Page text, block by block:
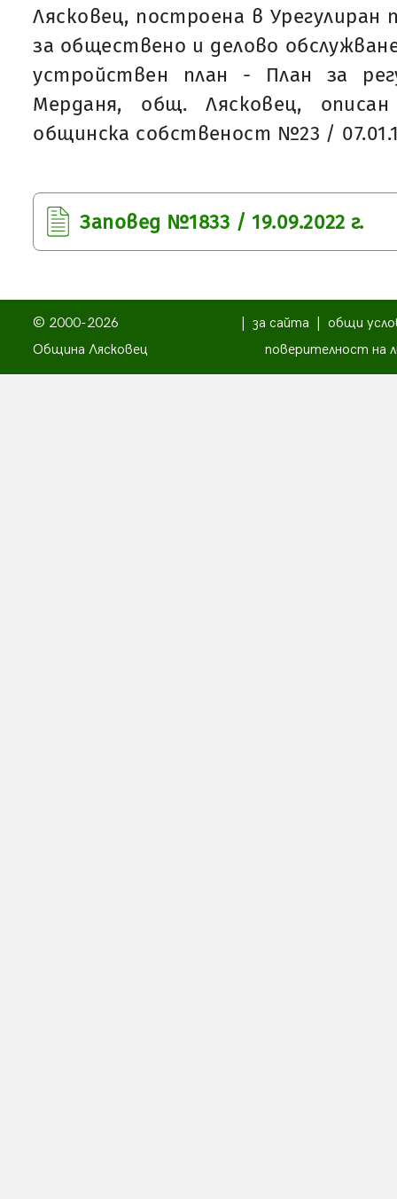
Лясковец, построена в
за обществено и делово
устройствен план - План за
Мерданя, общ. Лясковец,
общинска собственост №23 /
Заповед №1833 / 19.09.2022 г.
© 2000-2026
Община Лясковец
за сайта
общи
поверителност на